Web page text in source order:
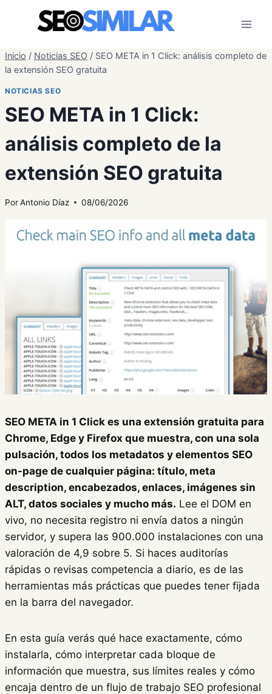
Inicio / Noticias SEO / SEO META in 1 Click: análisis completo de
la extensión SEO gratuita
NOTICIAS SEO
SEO META in 1 Click:
análisis completo de la
extensión SEO gratuita
PorAntonio Díaz 08/06/2026
SEO META in 1 Click es una extensión gratuita para
Chrome, Edge y Firefox que muestra, con una sola
pulsación, todos los metadatos y elementos SEO
on-page de cualquier página: título, meta
description, encabezados, enlaces, imágenes sin
ALT, datos sociales y mucho más. Lee el DOM en
vivo, no necesita registro ni envía datos a ningún
servidor, y supera las 900.000 instalaciones con una
valoración de 4,9 sobre 5. Si haces auditorías
rápidas o revisas competencia a diario, es de las
herramientas más prácticas que puedes tener fijada
en la barra del navegador.
En esta guía verás qué hace exactamente, cómo
instalarla, cómo interpretar cada bloque de
información que muestra, sus límites reales y cómo
encaja dentro de un flujo de trabajo SEO profesional